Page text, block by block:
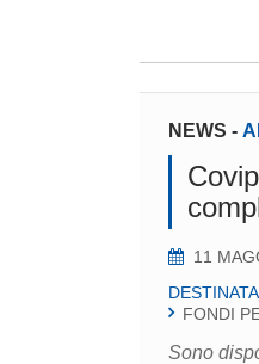
NEWS -
11
FONDI
Sono